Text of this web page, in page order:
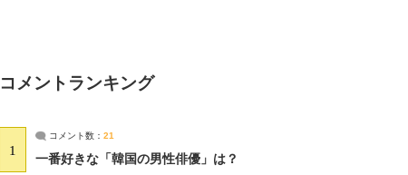
コメントランキング
1
コメント数： 21
一番好きな「韓国の男性俳優」は？